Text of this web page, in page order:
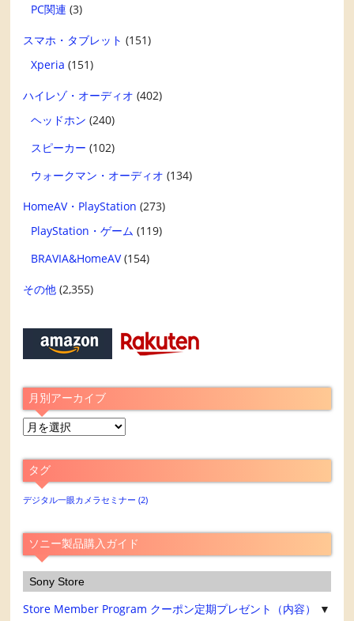
PC関連 (3)
スマホ・タブレット (151)
Xperia (151)
ハイレゾ・オーディオ (402)
ヘッドホン (240)
スピーカー (102)
ウォークマン・オーディオ (134)
HomeAV・PlayStation (273)
PlayStation・ゲーム (119)
BRAVIA&HomeAV(154)
その他 (2,355)
月別アーカイブ
月
ア
ー
カ
ブ
タグ
デジタル一眼カメラセミナー (2)
ソニー製品購入ガイド
Sony Store
Store Member Program クーポン定期プレゼント（内容）
▼